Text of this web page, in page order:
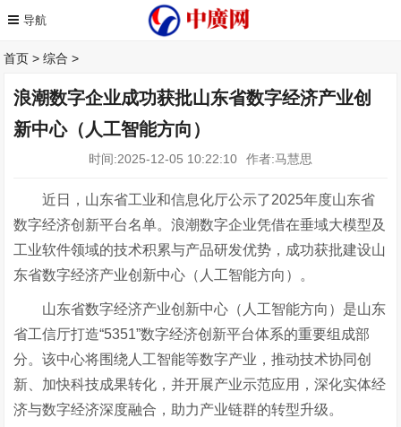
首页 >综合 >
浪潮数字企业成功获批山东省数字经济产业创
新中心（人工智能方向）
时间:2025-12-05 10:22:10 作者:马慧思
近日，山东省工业和信息化厅公示了2025年度山东省
数字经济创新平台名单。浪潮数字企业凭借在垂域大模型及
工业软件领域的技术积累与产品研发优势，成功获批建设山
东省数字经济产业创新中心（人工智能方向）。
山东省数字经济产业创新中心（人工智能方向）是山东
省工信厅打造“5351”数字经济创新平台体系的重要组成部
分。该中心将围绕人工智能等数字产业，推动技术协同创
新、加快科技成果转化，并开展产业示范应用，深化实体经
济与数字经济深度融合，助力产业链群的转型升级。